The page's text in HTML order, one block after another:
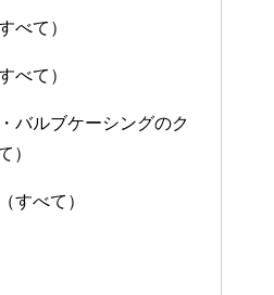
べて）
べて）
バルブケーシングのク
）
すべて）